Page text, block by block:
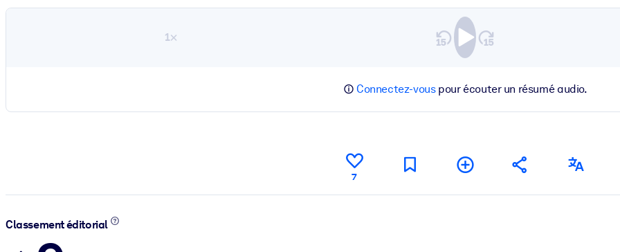
1×
Connectez-vouspour écouter un résumé audio.
7
Classement éditorial